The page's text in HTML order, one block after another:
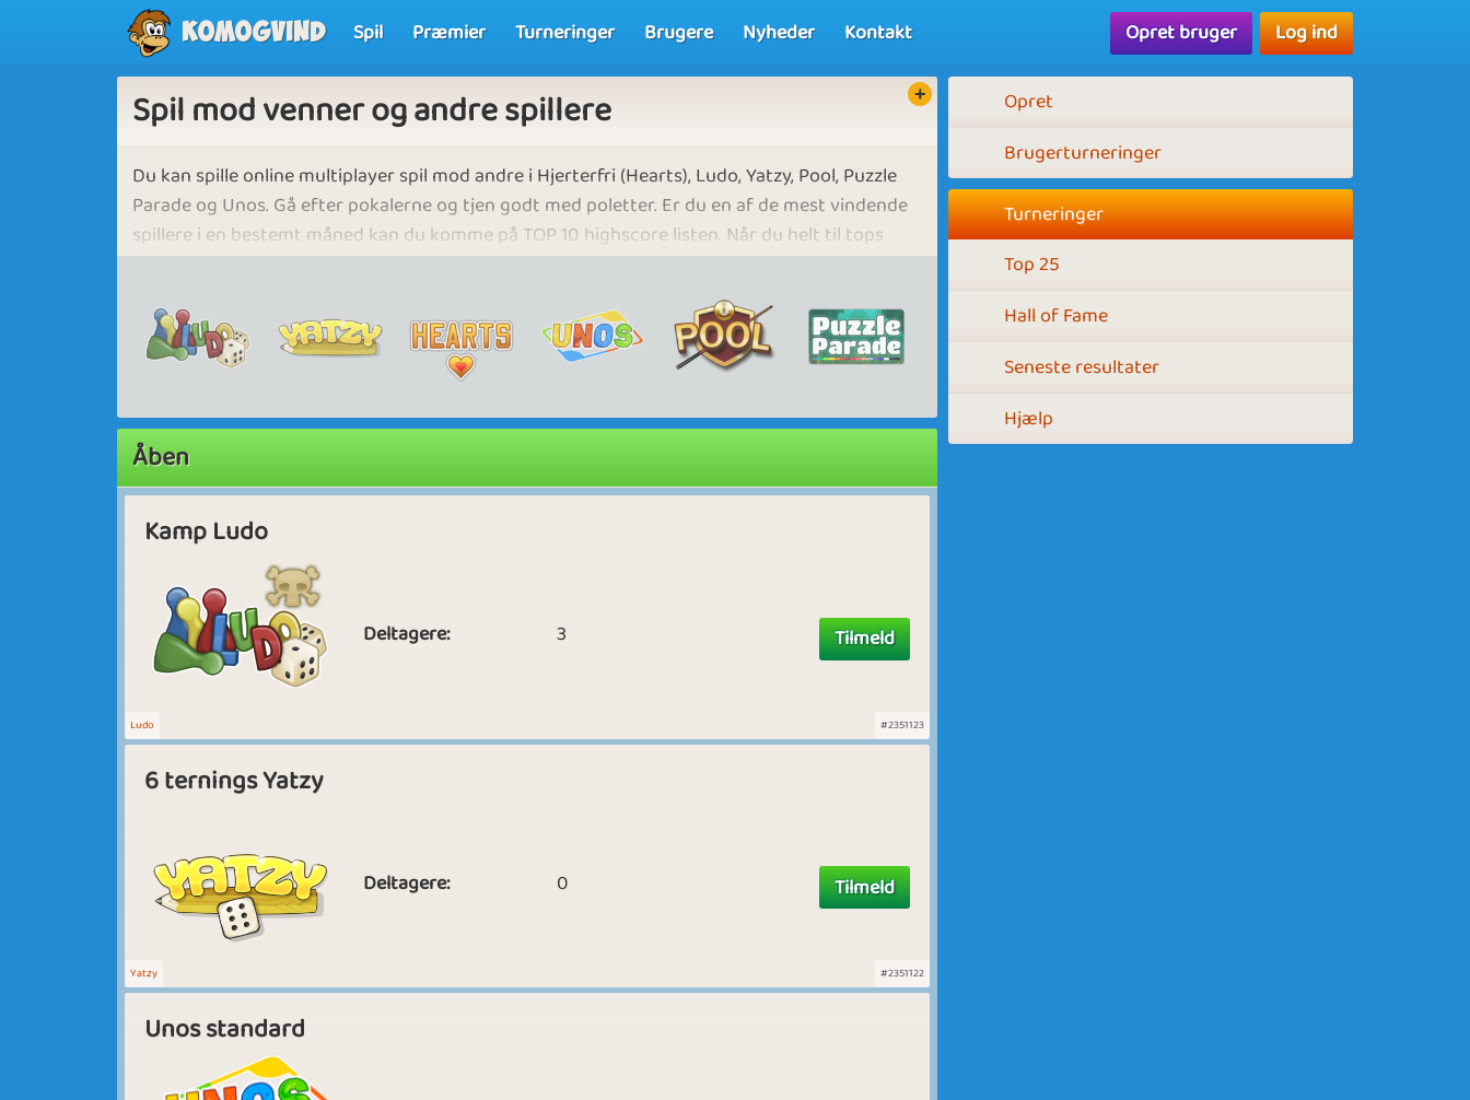
Komogvind Spil Præmier Turneringer Brugere Nyheder Kontakt Opret bruger Log ind
Spil mod venner og andre spillere
Du kan spille online multiplayer spil mod andre i Hjerterfri (Hearts), Ludo, Yatzy, Pool, Puzzle
Parade og Unos. Gå efter pokalerne og tjen godt med poletter. Er du en af de mest vindende
spillere i en bestemt måned kan du komme på TOP 10 highscore listen. Når du helt til tops
over lang tid, kan du komme på den eftertragtede Hall of Fame liste. Du kan invitere dine
Deltagere i turneringerne gøres opmærksom på, at matchfixing eller aftalt spil under
turneringen er strengt forbudt. Overtrædelser af denne regel vil medføre alvorlige
opfordrer alle deltagere til at opretholde fair play og sportsånd.
Åben
Kamp Ludo
Deltagere: 3 Tilmeld
Ludo #2351123
6 ternings Yatzy
Deltagere: 0 Tilmeld
Yatzy #2351122
Unos standard
Opret
Brugerturneringer
Turneringer
Top 25
Hall of Fame
Seneste resultater
Hjælp